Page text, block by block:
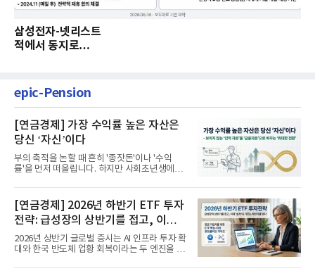
삼성전자-넷리스트
적에서 동지로…
epic-Pension
[연금경제] 가장 수익률 높은 자산은
당신 ‘자신’이다
부의 축적을 논할 때 흔히 '종잣돈'이나 '수익
률'을 먼저 떠올립니다. 하지만 사회초년생에게
[연금경제] 2026년 하반기 ETF 투자
전략: 급성장의 상반기를 접고, 이제
'실적'이 가르는 하반기를 맞다
2026년 상반기 글로벌 증시는 AI 인프라 투자 확
대와 한국 반도체 업황 회복이라는 두 엔진을 달